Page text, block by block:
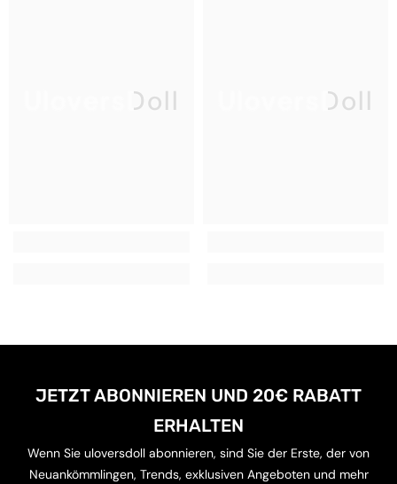
UloversDoll UloversDoll
JETZT ABONNIEREN UND 20€ RABATT
ERHALTEN
Wenn Sie uloversdoll abonnieren, sind Sie der Erste, der von
Neuankömmlingen, Trends, exklusiven Angeboten und mehr